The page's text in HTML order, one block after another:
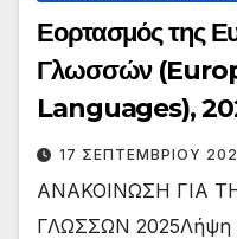
Εορτασμός της
Γλωσσών
Languages),
17 ΣΕΠΤΕΜΒΡΊΟΥ
ΑΝΑΚΟΙΝΩΣΗ ΓΙΑ
ΓΛΩΣΣΩΝ 2025Λήψη